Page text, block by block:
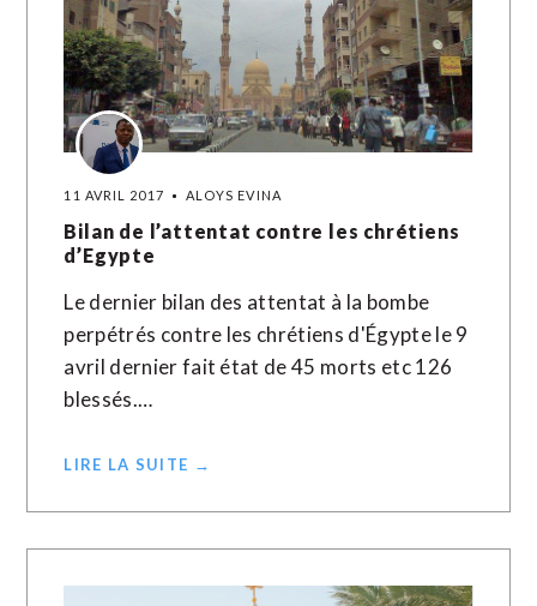
11 AVRIL 2017 ALOYS EVINA
Bilan de l’attentat contre les chrétiens
d’Egypte
Le dernier bilan des attentat à la bombe
perpétrés contre les chrétiens d'Égypte le 9
avril dernier fait état de 45 morts etc 126
blessés.…
LIRE LA SUITE →